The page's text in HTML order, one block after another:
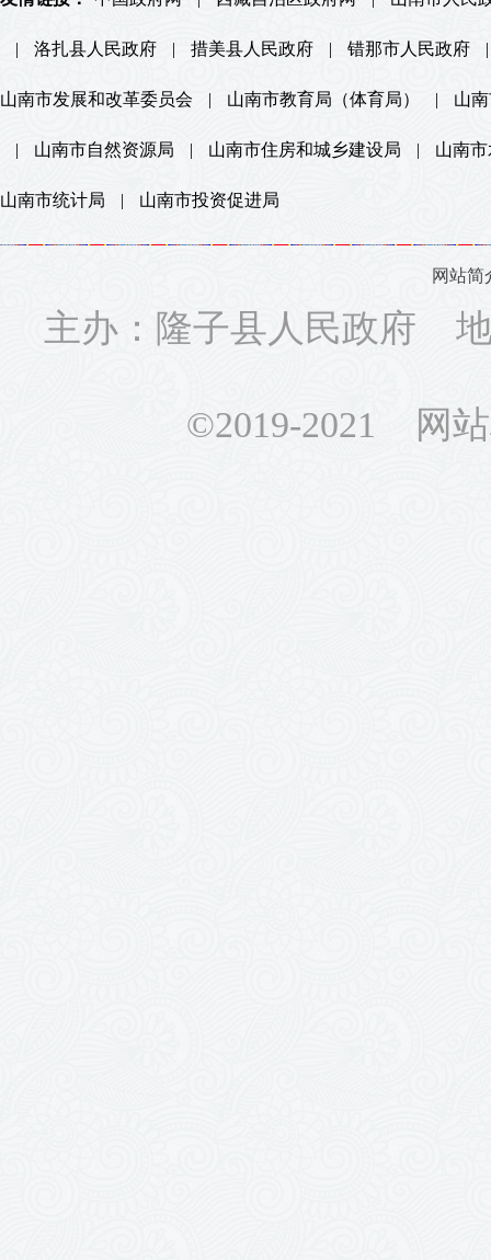
| 洛扎县人民政府 | 措美县人民政府 | 错那市人民政府 |
山南市发展和改革委员会 | 山南市教育局（体育局） | 山
| 山南市自然资源局 | 山南市住房和城乡建设局 | 山南
山南市统计局 | 山南市投资促进局
网站简
主办：隆子县人民政府
©2019-2021 网